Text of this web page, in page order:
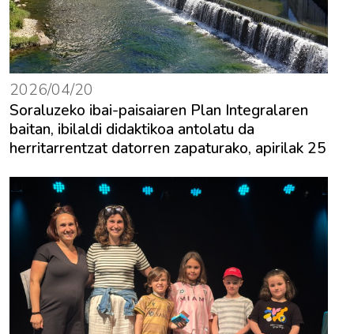
2026/04/20
Soraluzeko ibai-paisaiaren Plan Integralaren
baitan, ibilaldi didaktikoa antolatu da
herritarrentzat datorren zapaturako, apirilak 25